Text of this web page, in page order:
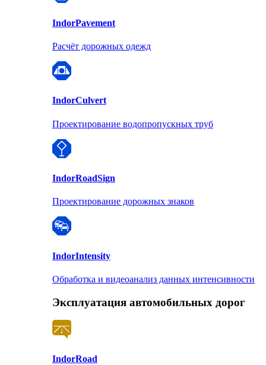
IndorPavement
Расчёт дорожных одежд
IndorCulvert
Проектирование водопропускных труб
IndorRoadSign
Проектирование дорожных знаков
IndorIntensity
Обработка и видеоанализ данных интенсивности
Эксплуатация автомобильных дорог
IndorRoad